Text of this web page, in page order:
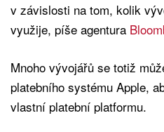
v závislosti na tom, kolik
využije, píše agentura
Mnoho vývojářů se totiž
platebního systému Apple,
vlastní platební platformu.